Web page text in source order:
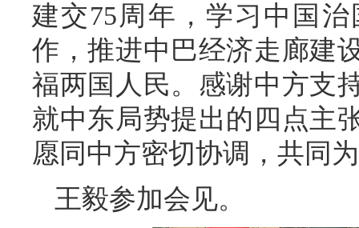
建交75周年，学习中国
作，推进中巴经济走廊建
福两国人民。感谢中方支
就中东局势提出的四点主
愿同中方密切协调，共同
王毅参加会见。